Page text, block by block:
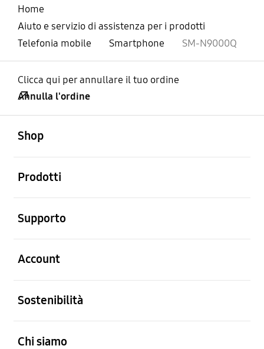
Home
Aiuto e servizio di assistenza per i prodotti
Telefonia mobile
Smartphone SM-N9000Q
Clicca qui per annullare il tuo ordine
Annulla l'ordine
Shop
Prodotti
Supporto
Account
Sostenibilità
Chi siamo